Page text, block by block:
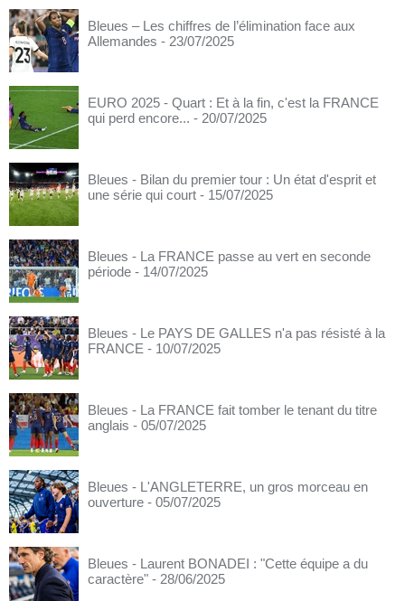
Bleues – Les chiffres de l’élimination face aux
Allemandes - 23/07/2025
EURO 2025 - Quart : Et à la fin, c'est la FRANCE
qui perd encore... - 20/07/2025
Bleues - Bilan du premier tour : Un état d'esprit et
une série qui court - 15/07/2025
Bleues - La FRANCE passe au vert en seconde
période - 14/07/2025
Bleues - Le PAYS DE GALLES n'a pas résisté à la
FRANCE - 10/07/2025
Bleues - La FRANCE fait tomber le tenant du titre
anglais - 05/07/2025
Bleues - L'ANGLETERRE, un gros morceau en
ouverture - 05/07/2025
Bleues - Laurent BONADEI : "Cette équipe a du
caractère" - 28/06/2025